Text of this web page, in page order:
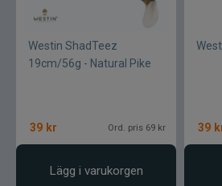
Westin ShadTeez
19cm/56g - Natural Pike
39 kr Ord. pris 69 kr
Lägg i varukorgen
39